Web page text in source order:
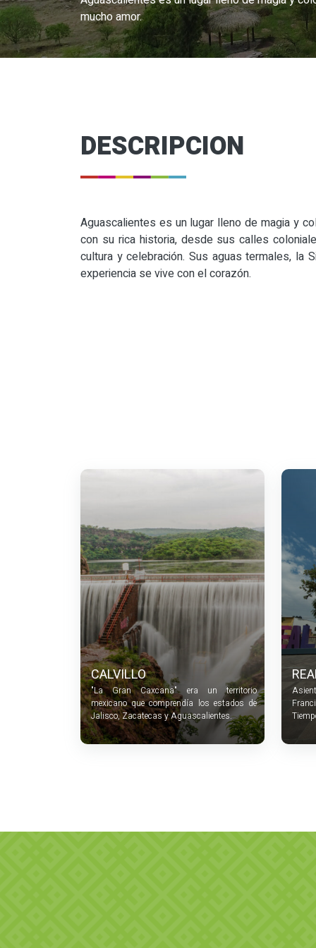
mucho amor.
DESCRIPCION
Aguascalientes es un lugar lleno de magia y
con su rica historia, desde sus calles
cultura y celebración. Sus aguas termales, la
experiencia se vive con el corazón.
CALVILLO
"La Gran Caxcana" era un territorio
mexicano que comprendía los estados de
Jalisco, Zacatecas y Aguascalientes.